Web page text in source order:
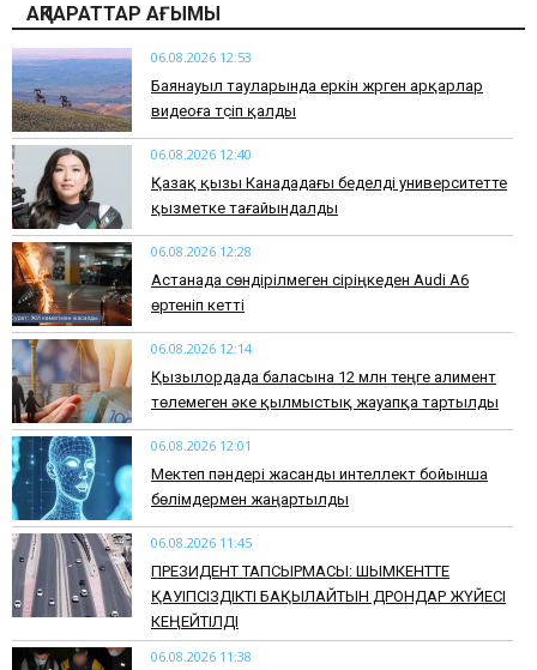
АҚПАРАТТАР АҒЫМЫ
06.08.2026 12:53
Баянауыл тауларында еркін жүрген арқарлар
видеоға түсіп қалды
06.08.2026 12:40
Қазақ қызы Канададағы беделді университетте
қызметке тағайындалды
06.08.2026 12:28
Астанада сөндірілмеген сіріңкеден Audi A6
өртеніп кетті
06.08.2026 12:14
Қызылордада баласына 12 млн теңге алимент
төлемеген әке қылмыстық жауапқа тартылды
06.08.2026 12:01
Мектеп пәндері жасанды интеллект бойынша
бөлімдермен жаңартылды
06.08.2026 11:45
​ПРЕЗИДЕНТ ТАПСЫРМАСЫ: ШЫМКЕНТТЕ
ҚАУІПСІЗДІКТІ БАҚЫЛАЙТЫН ДРОНДАР ЖҮЙЕСІ
КЕҢЕЙТІЛДІ
06.08.2026 11:38